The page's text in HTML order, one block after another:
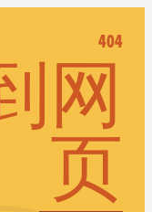
404
网
页